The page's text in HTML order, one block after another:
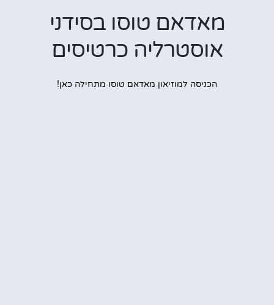
מאדאם טוסו בסידני
אוסטרליה כרטיסים
הכניסה למוזיאון מאדאם טוסו מתחילה כאן!